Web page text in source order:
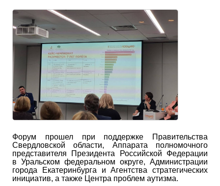
Форум прошел при поддержке Правительства
Свердловской области, Аппарата полномочного
представителя Президента Российской Федерации
в Уральском федеральном округе, Администрации
города Екатеринбурга и Агентства стратегических
инициатив, а также Центра проблем аутизма.